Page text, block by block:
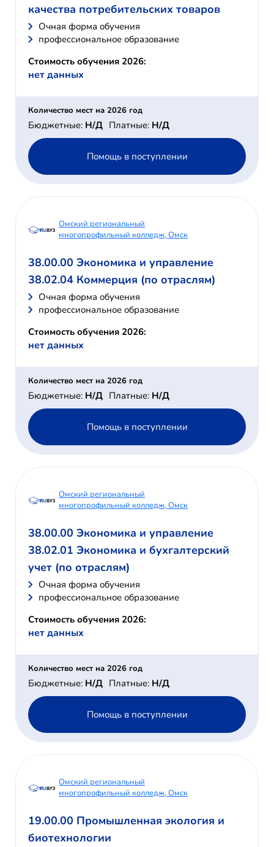
качества потребительских товаров
Очная форма обучения
профессиональное образование
Стоимость обучения 2026:
нет данных
Количество мест на 2026 год
Бюджетные: Н/Д Платные: Н/Д
Помощь в поступлении
Омский региональный
многопрофильный колледж, Омск
38.00.00 Экономика и управление
38.02.04 Коммерция (по отраслям)
Очная форма обучения
профессиональное образование
Стоимость обучения 2026:
нет данных
Количество мест на 2026 год
Бюджетные: Н/Д Платные: Н/Д
Помощь в поступлении
Омский региональный
многопрофильный колледж, Омск
38.00.00 Экономика и управление
38.02.01 Экономика и бухгалтерский
учет (по отраслям)
Очная форма обучения
профессиональное образование
Стоимость обучения 2026:
нет данных
Количество мест на 2026 год
Бюджетные: Н/Д Платные: Н/Д
Помощь в поступлении
Омский региональный
многопрофильный колледж, Омск
19.00.00 Промышленная экология и
биотехнологии